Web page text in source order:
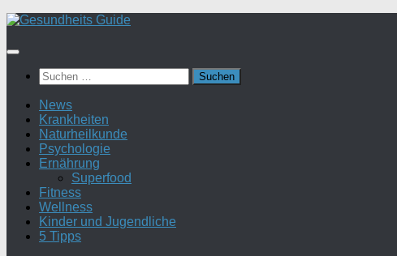
Suchen
nach:
News
Krankheiten
Naturheilkunde
Psychologie
Ernährung
Superfood
Fitness
Wellness
Kinder und Jugendliche
5 Tipps